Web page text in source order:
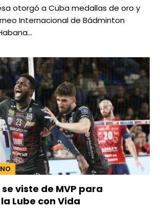
otorgó a Cuba medallas de oro y
Internacional de Bádminton
viste de MVP para
Lube con Vida